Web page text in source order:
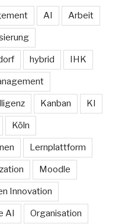
AI Arbeit
hybrid IHK
Kanban KI
Köln
Lernplattform
Moodle
Innovation
AI Organisation